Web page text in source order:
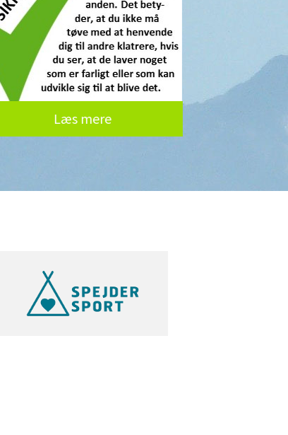
Læs mere